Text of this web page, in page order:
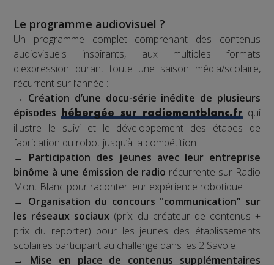
Le programme audiovisuel ?
Un programme complet comprenant des contenus
audiovisuels inspirants, aux multiples formats
d'expression durant toute une saison média/scolaire,
récurrent sur l’année :
→ Création d’une docu-série inédite de plusieurs
épisodes
hébergée sur radiomontblanc.frqui
illustre le suivi et le développement des étapes de
fabrication du robot jusqu’à la compétition
→ Participation des jeunes avec leur entreprise
binôme à une émission de radio récurrente sur Radio
Mont Blanc pour raconter leur expérience robotique
→ Organisation du concours "communication” sur
les réseaux sociaux (prix du créateur de contenus +
prix du reporter) pour les jeunes des établissements
scolaires participant au challenge dans les 2 Savoie
→ Mise en place de contenus supplémentaires